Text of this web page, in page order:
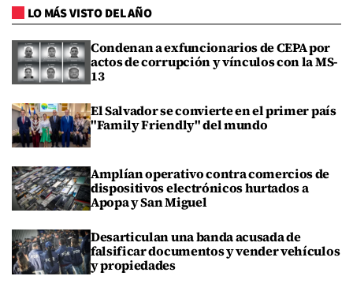
LO MÁS VISTO DEL AÑO
Condenan a exfuncionarios de CEPA por
actos de corrupción y vínculos con la MS-
13
El Salvador se convierte en el primer país
"Family Friendly" del mundo
Amplían operativo contra comercios de
dispositivos electrónicos hurtados a
Apopa y San Miguel
Desarticulan una banda acusada de
falsificar documentos y vender vehículos
y propiedades